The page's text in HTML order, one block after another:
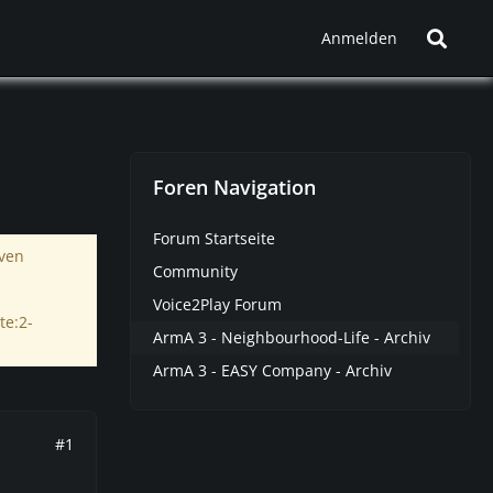
Anmelden
#1
Foren Navigation
Forum Startseite
Community
Voice2Play Forum
ArmA 3 - Neighbourhood-Life - Archiv
ArmA 3 - EASY Company - Archiv